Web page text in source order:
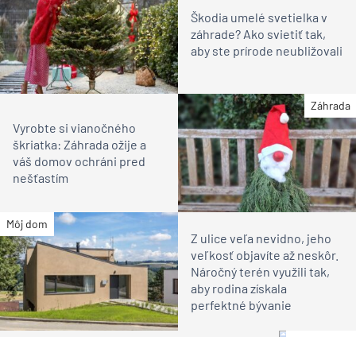
Škodia umelé svetielka v
záhrade? Ako svietiť tak,
aby ste prírode neubližovali
Záhrada
Vyrobte si vianočného
škriatka: Záhrada ožije a
váš domov ochráni pred
nešťastím
Môj dom
Z ulice veľa nevidno, jeho
veľkosť objavíte až neskôr.
Náročný terén využili tak,
aby rodina získala
perfektné bývanie